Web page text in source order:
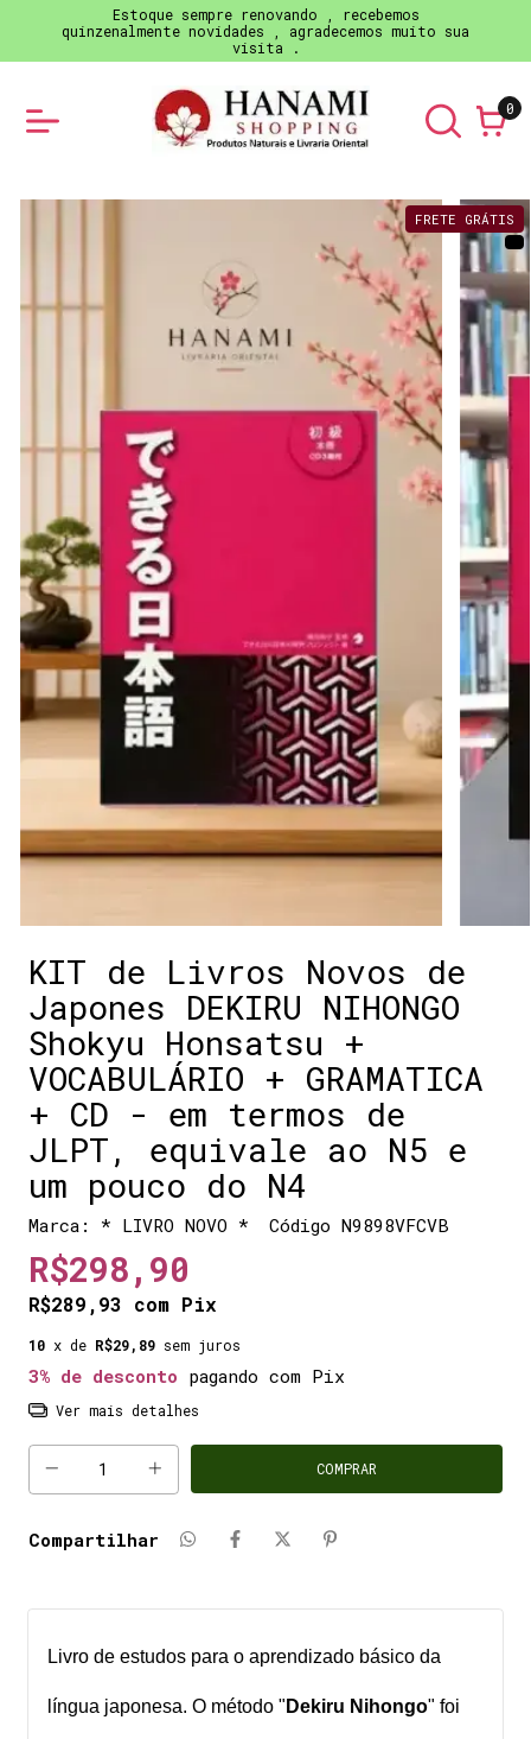
Estoque sempre renovando , recebemos
quinzenalmente novidades , agradecemos muito sua
visita .
0
FRETE GRÁTIS
KIT de Livros Novos de
Japones DEKIRU NIHONGO
Shokyu Honsatsu +
VOCABULÁRIO + GRAMATICA
+ CD - em termos de
JLPT, equivale ao N5 e
um pouco do N4
Marca: * LIVRO NOVO * Código N9898VFCVB
R$298,90
R$289,93 com Pix
10 x de R$29,89 sem juros
3% de desconto pagando com Pix
Ver mais detalhes
Compartilhar
Livro de estudos para o aprendizado básico da
língua japonesa. O método " Dekiru Nihongo" foi